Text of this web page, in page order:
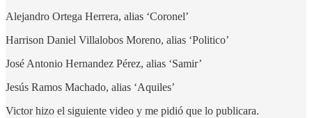
Alejandro Ortega Herrera, alias ‘Coronel’
Harrison Daniel Villalobos Moreno, alias ‘Politico’
José Antonio Hernandez Pérez, alias ‘Samir’
Jesús Ramos Machado, alias ‘Aquiles’
Victor hizo el siguiente video y me pidió que lo publicara.